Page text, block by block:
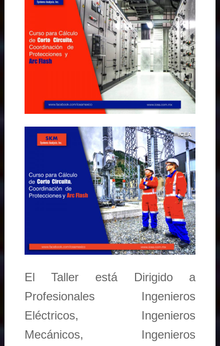
El Taller está Dirigido a
Profesionales Ingenieros
Eléctricos, Ingenieros
Mecánicos, Ingenieros